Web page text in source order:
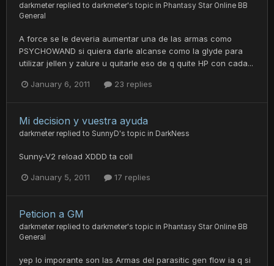
darkmeter replied to darkmeter's topic in Phantasy Star Online BB
General
A force se le deveria aumentar una de las armas como
PSYCHOWAND si quiera darle alcanse como la glyde para
utilizar jellen y zalure u quitarle eso de q quite HP con cada...
January 6, 2011 23 replies
Mi decision y vuestra ayuda
darkmeter replied to SunnyD's topic in DarkNess
Sunny-V2 reload XDDD ta coll
January 5, 2011 17 replies
Peticion a GM
darkmeter replied to darkmeter's topic in Phantasy Star Online BB
General
yep lo imporante son las Armas del parasitic gen flow ia q si